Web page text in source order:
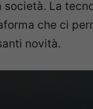
La
che ci
novità.